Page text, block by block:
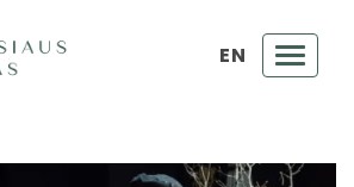
EN